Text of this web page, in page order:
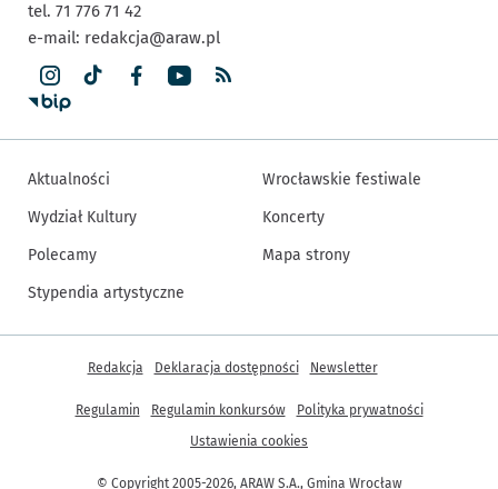
tel. 71 776 71 42
e-mail: redakcja@araw.pl
Aktualności
Wydział Kultury
Polecamy
Stypendia artystyczne
Wrocławskie festiwale
Koncerty
Mapa strony
© Copyright 2005-2026, ARAW S.A., Gmina Wrocław
Inne informacje
Redakcja Deklaracja dostępności Newsletter
Regulamin Regulamin konkursów
Polityka prywatności
Ustawienia cookies